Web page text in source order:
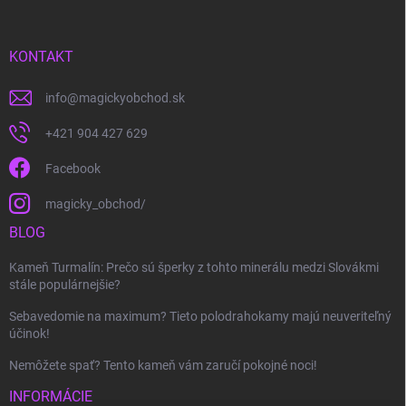
KONTAKT
info@magickyobchod.sk
+421 904 427 629
Facebook
magicky_obchod/
BLOG
Kameň Turmalín: Prečo sú šperky z tohto minerálu medzi Slovákmi
stále populárnejšie?
Sebavedomie na maximum? Tieto polodrahokamy majú neuveriteľný
účinok!
Nemôžete spať? Tento kameň vám zaručí pokojné noci!
INFORMÁCIE